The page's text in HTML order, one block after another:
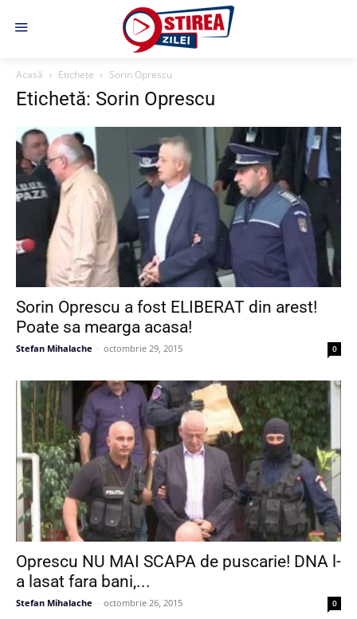
Acasă Etichete Sorin Oprescu
Etichetă: Sorin Oprescu
Sorin Oprescu a fost ELIBERAT din arest!
Poate sa mearga acasa!
Stefan Mihalache - octombrie 29, 2015 0
Oprescu NU MAI SCAPA de puscarie! DNA l-
a lasat fara bani,...
Stefan Mihalache - octombrie 26, 2015 0